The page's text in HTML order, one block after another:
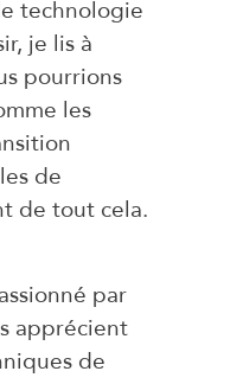
technologie
je lis à
pourrions
les
de
de tout cela.
par
apprécient
de